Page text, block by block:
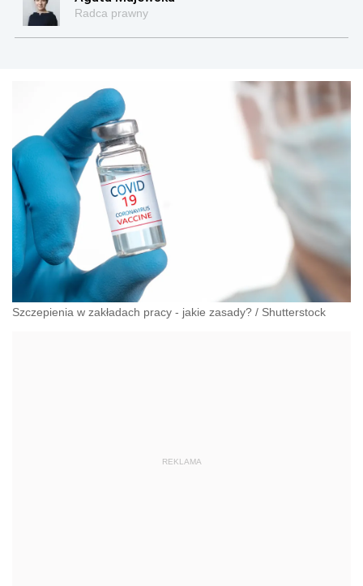
Radca prawny
Szczepienia w zakładach pracy - jakie zasady? / Shutterstock